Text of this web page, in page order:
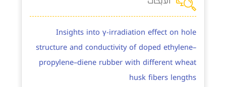
Insights into γ-irradiation effect on hole
structure and conductivity of doped ethylene–
propylene–diene rubber with different wheat
husk fibers lengths